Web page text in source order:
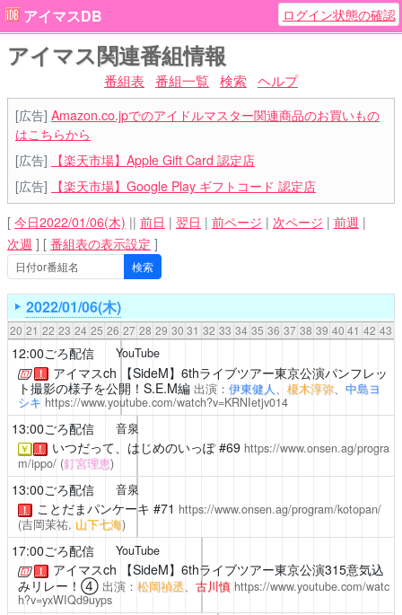
アイマスDB ログイン状態の確認
アイマス関連番組情報
番組表 番組一覧 検索 ヘルプ
[広告] Amazon.co.jpでのアイドルマスター関連商品のお買いもの
はこちらから
[広告]
【楽天市場】Apple Gift Card 認定店
[広告]
【楽天市場】Google Play ギフトコード 認定店
[ 今日2022/01/06(木) || 前日 | 翌日 | 前ページ | 次ページ | 前週 |
次週 ] [ 番組表の表示設定 ]
2022/01/06(木)
20 21 22 23 24 25 26 27 28 29 30 31 32 33 34 35 36 37 38 39 40 41 42 43
12:00ごろ配信 YouTube
！ アイマスch 【SideM】6thライブツアー東京公演パンフレッ
ト撮影の様子を公開！S.E.M編 出演： 伊東健人、 榎木淳弥、 中島ヨ
シキ https://www.youtube.com/watch?v=KRNIetjv014
13:00ごろ配信 音泉
￥ ！ いつだって、はじめのいっぽ#69 https://www.onsen.ag/progra
m/ippo/ (釘宮理恵)
13:00ごろ配信 音泉
！ ことだまパンケーキ #71 https://www.onsen.ag/program/kotopan/
(吉岡茉祐, 山下七海)
17:00ごろ配信 YouTube
！ アイマスch 【SideM】6thライブツアー東京公演315意気込
みリレー！④ 出演： 松岡禎丞、 古川慎 https://www.youtube.com/watc
h?v=yxWIQd9uyps